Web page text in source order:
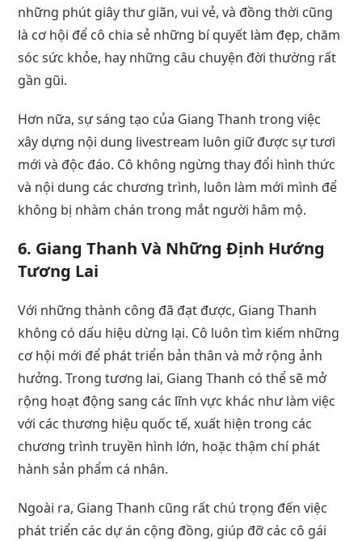
những phút giây thư giãn, vui vẻ, và đồng thời cũng
là cơ hội để cô chia sẻ những bí quyết làm đẹp, chăm
sóc sức khỏe, hay những câu chuyện đời thường rất
gần gũi.
Hơn nữa, sự sáng tạo của Giang Thanh trong việc
xây dựng nội dung livestream luôn giữ được sự tươi
mới và độc đáo. Cô không ngừng thay đổi hình thức
và nội dung các chương trình, luôn làm mới mình để
không bị nhàm chán trong mắt người hâm mộ.
6. Giang Thanh Và Những Định Hướng
Tương Lai
Với những thành công đã đạt được, Giang Thanh
không có dấu hiệu dừng lại. Cô luôn tìm kiếm những
cơ hội mới để phát triển bản thân và mở rộng ảnh
hưởng. Trong tương lai, Giang Thanh có thể sẽ mở
rộng hoạt động sang các lĩnh vực khác như làm việc
với các thương hiệu quốc tế, xuất hiện trong các
chương trình truyền hình lớn, hoặc thậm chí phát
hành sản phẩm cá nhân.
Ngoài ra, Giang Thanh cũng rất chú trọng đến việc
phát triển các dự án cộng đồng, giúp đỡ các cô gái